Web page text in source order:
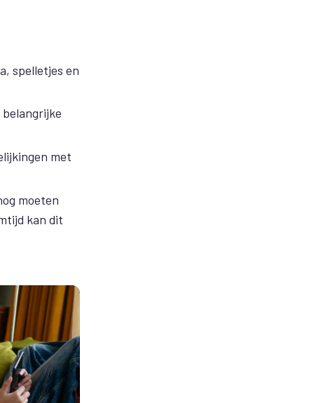
, spelletjes en
belangrijke
met
moeten
kan dit